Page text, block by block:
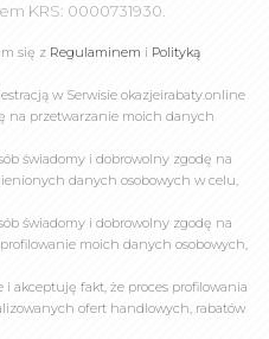
KRS: 0000731930.
się z Regulaminem i Polityką
w Serwisie okazjeirabaty.online
na przetwarzanie moich danych
świadomy i dobrowolny zgodę na
danych osobowych w celu,
świadomy i dobrowolny zgodę na
moich danych osobowych,
i akceptuję fakt, że proces profilowania
ofert handlowych, rabatów